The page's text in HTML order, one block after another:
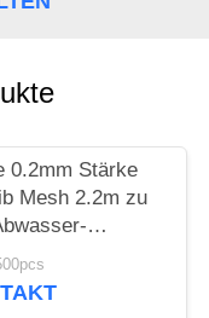
0.2mm Stärke
Mesh 2.2m zu